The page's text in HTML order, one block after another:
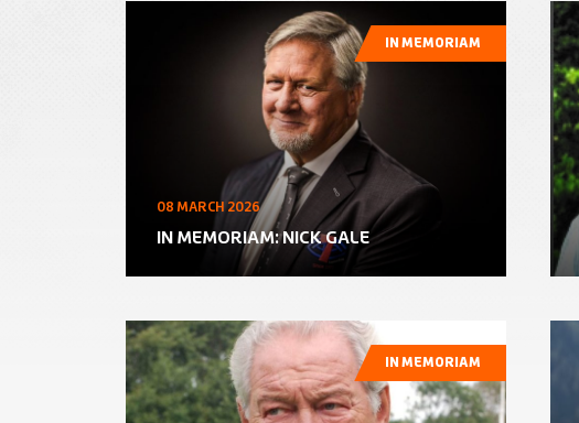
08 MARCH 2026
IN MEMORIAM: NICK GALE
IN MEMORIAM
IN MEMORIAM